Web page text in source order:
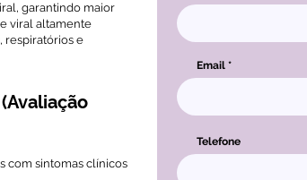
garantindo maior
viral altamente
respiratórios e
com sintomas clínicos
Email
Telefone